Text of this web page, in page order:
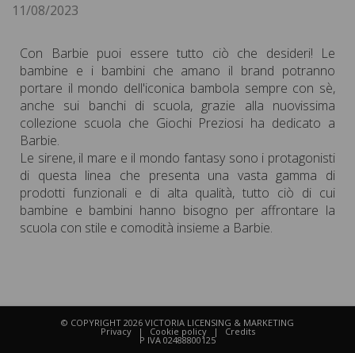
11/08/2023
Con Barbie puoi essere tutto ciò che desideri! Le
bambine e i bambini che amano il brand potranno
portare il mondo dell'iconica bambola sempre con sè,
anche sui banchi di scuola, grazie alla nuovissima
collezione scuola che Giochi Preziosi ha dedicato a
Barbie.
Le sirene, il mare e il mondo fantasy sono i protagonisti
di questa linea che presenta una vasta gamma di
prodotti funzionali e di alta qualità, tutto ciò di cui
bambine e bambini hanno bisogno per affrontare la
scuola con stile e comodità insieme a Barbie.
© COPYRIGHT 2026 VICTORIA LICENSING & MARKETING
Privacy | Cookie policy | Credits
P IVA 02488800125